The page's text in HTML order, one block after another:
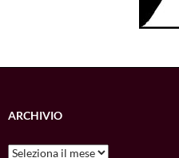
ARCHIVIO
Archivio